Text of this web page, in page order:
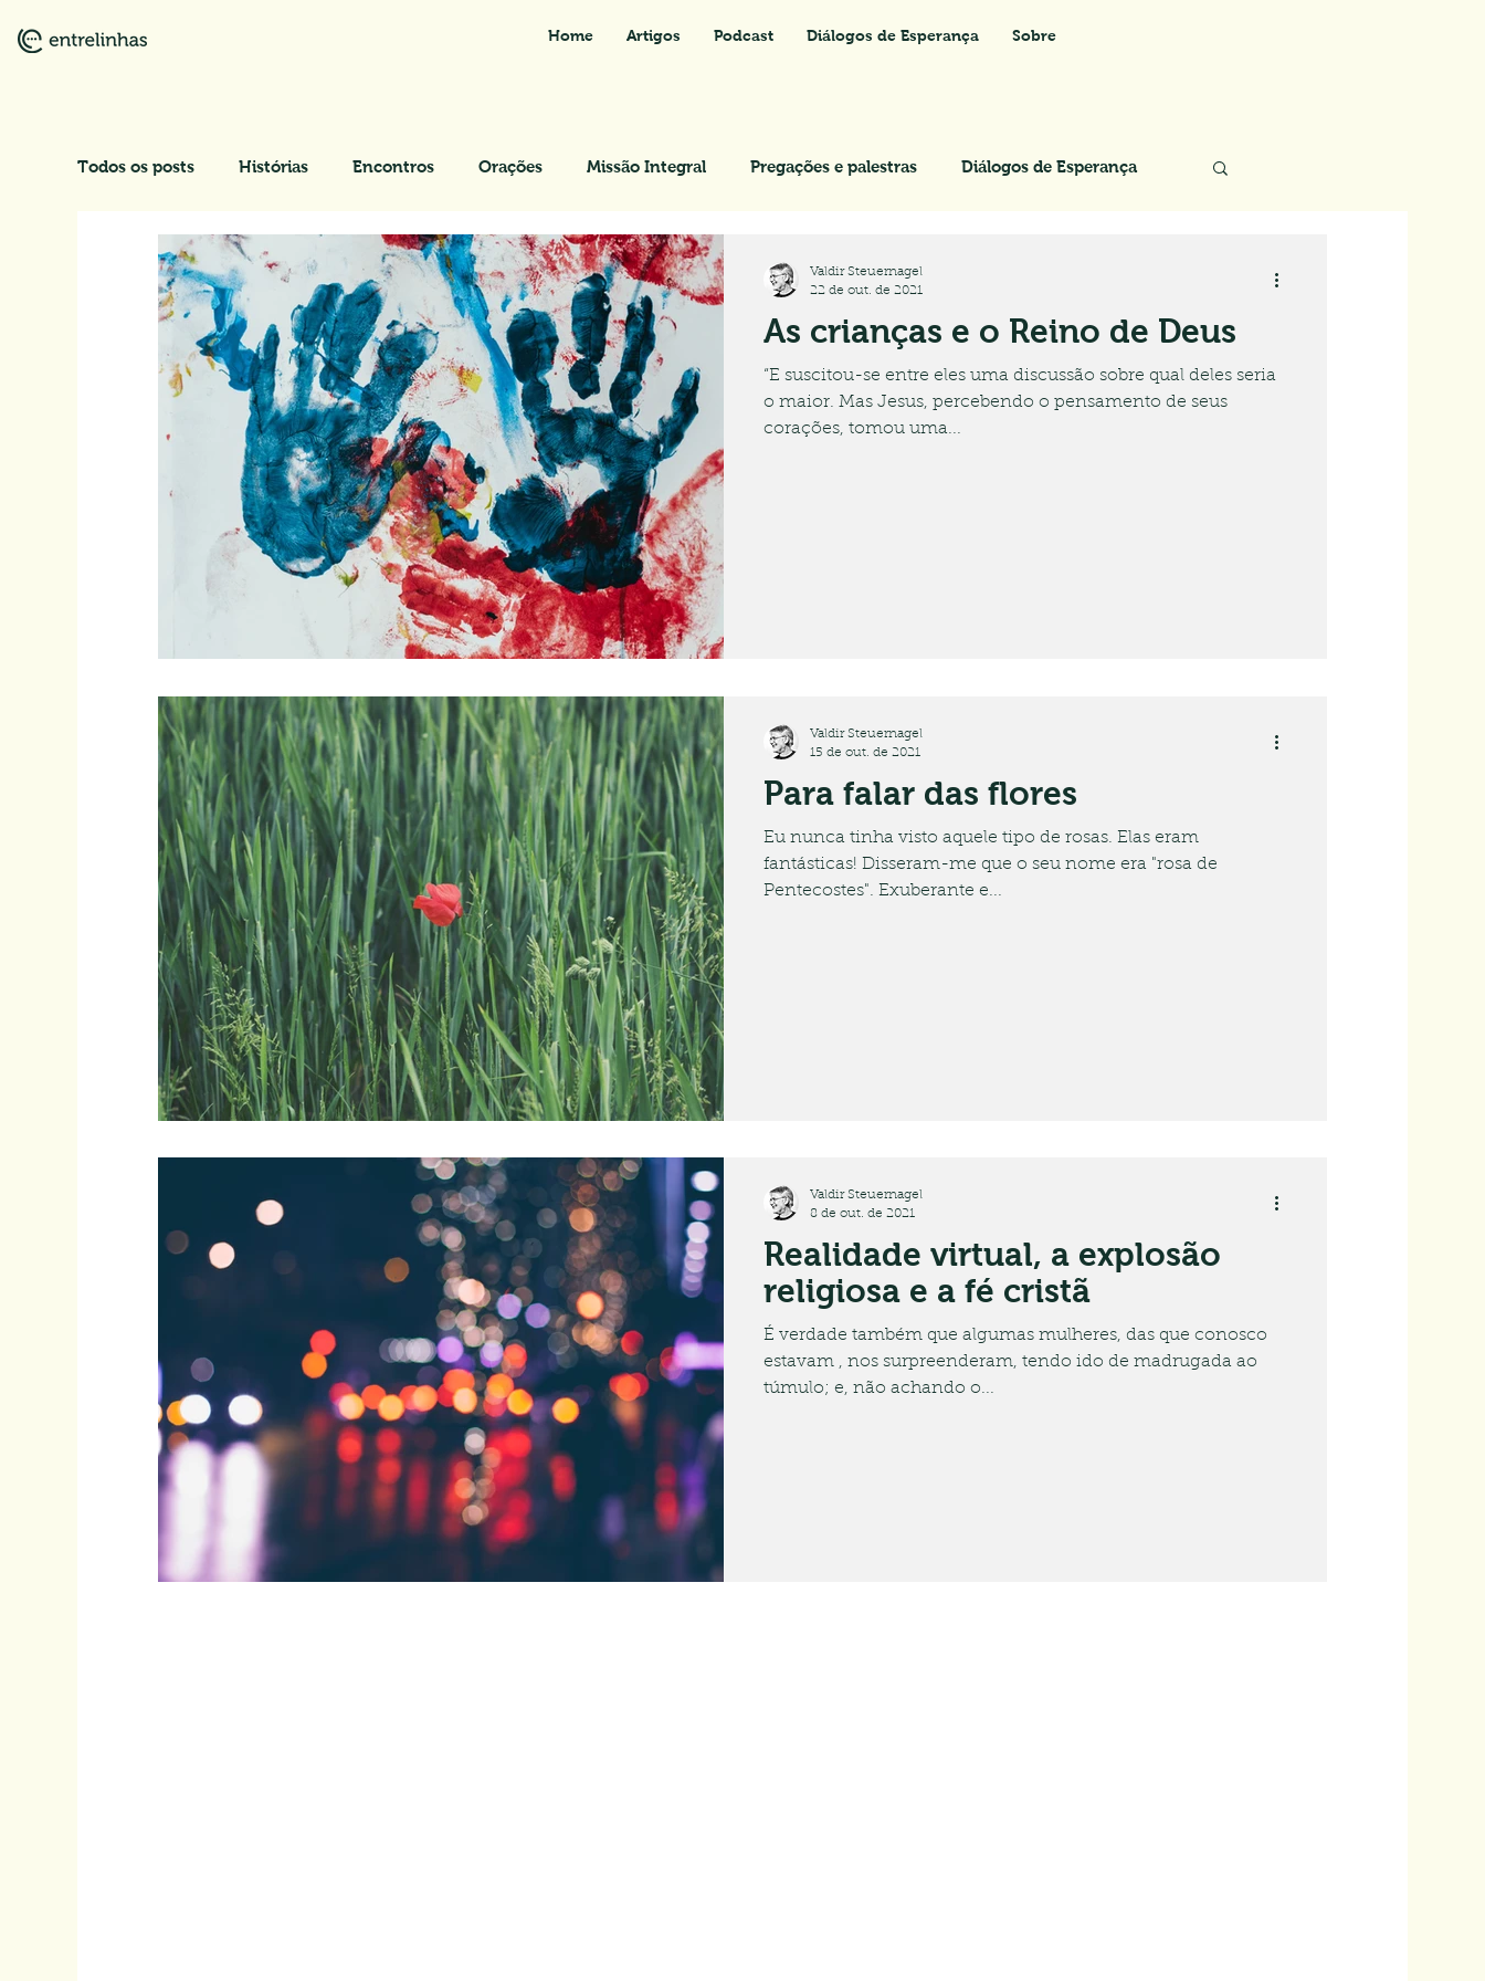
Home Artigos Podcast Diálogos de Esperança Sobre
Todos os posts Histórias Encontros Orações Missão Integral Pregações e palestras Diálogos de Esperança
As crianças e o Reino de Deus
“E suscitou-se entre eles uma discussão sobre qual deles seria
o maior. Mas Jesus, percebendo o pensamento de seus
corações, tomou uma...
Valdir Steuernagel
22 de out. de 2021
Para falar das flores
Eu nunca tinha visto aquele tipo de rosas. Elas eram
fantásticas! Disseram-me que o seu nome era "rosa de
Pentecostes". Exuberante e...
Valdir Steuernagel
15 de out. de 2021
Realidade virtual, a explosão
religiosa e a fé cristã
É verdade também que algumas mulheres, das que conosco
estavam , nos surpreenderam, tendo ido de madrugada ao
túmulo; e, não achando o...
Valdir Steuernagel
8 de out. de 2021